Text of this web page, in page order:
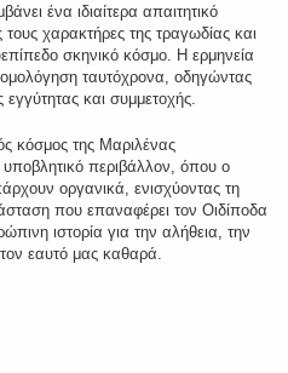
ένα ιδιαίτερα απαιτητικό
χαρακτήρες της τραγωδίας και
σκηνικό κόσμο. Η ερμηνεία
ταυτόχρονα, οδηγώντας
και συμμετοχής.
κόσμος της Μαριλένας
περιβάλλον, όπου ο
οργανικά, ενισχύοντας τη
που επαναφέρει τον Οιδίποδα
ιστορία για την αλήθεια, την
εαυτό μας καθαρά.